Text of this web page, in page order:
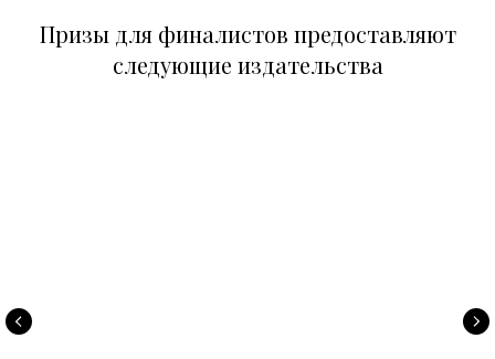
Призы для финалистов предоставляют
следующие издательства